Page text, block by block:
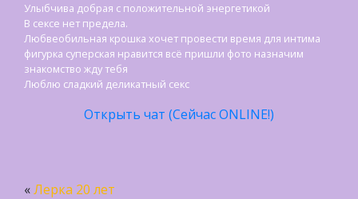
Улыбчива добрая с положительной энергетикой
В сексе нет предела.
Любвеобильная крошка хочет провести время для интима
фигурка суперская нравится всё пришли фото назначим
знакомство жду тебя
Люблю сладкий деликатный секс
Открыть чат (Сейчас ONLINE!)
«Лерка 20 лет